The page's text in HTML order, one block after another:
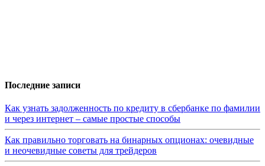
Последние записи
Как узнать задолженность по кредиту в сбербанке по фамилии
и через интернет – самые простые способы
Как правильно торговать на бинарных опционах: очевидные
и неочевидные советы для трейдеров